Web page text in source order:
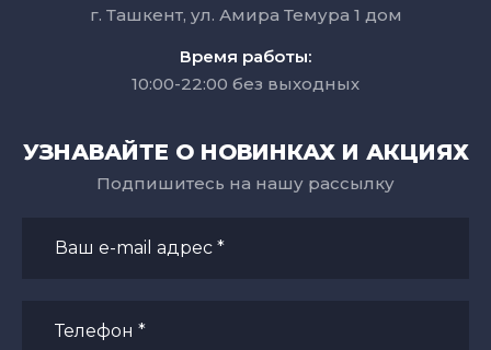
г. Ташкент, ул. Амира Темура 1 дом
Время работы:
10:00-22:00 без выходных
УЗНАВАЙТЕ О НОВИНКАХ И АКЦИЯХ
Подпишитесь на нашу рассылку